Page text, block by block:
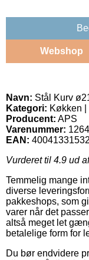
Webshop
Navn: Stål Kurv
Kategori: Køkken
Producent: APS
Varenummer:
EAN:
Vurderet til 4.9 ud
Temmelig mange
diverse
pakkeshops, som
varer når det
altså meget let
betalelige form for
Du bør endvidere